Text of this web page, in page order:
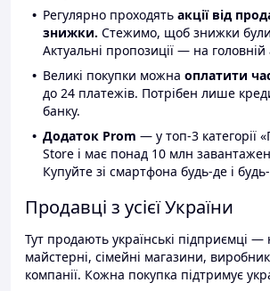
Регулярно проходять акції від
знижки. Стежимо, щоб знижки
Актуальні пропозиції — на головній
Великі покупки можна оплатити
до 24 платежів. Потрібен лише
банку.
Додаток Prom — у топ-3 категорії
Store і має понад 10 млн
Купуйте зі смартфона будь-де і
Продавці з усієї України
Тут продають українські підприємці —
майстерні, сімейні магазини,
компанії. Кожна покупка підтримує